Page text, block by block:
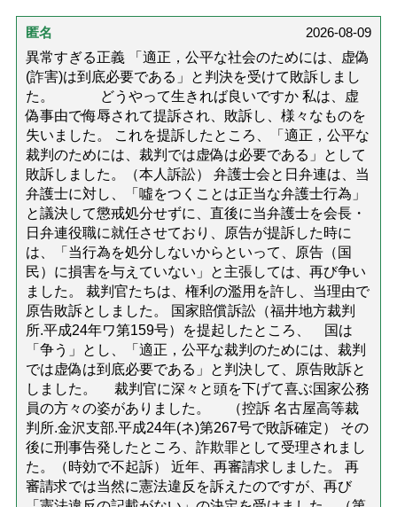
匿名
2026-08-09
異常すぎる正義 「適正，公平な社会のためには、虚偽
(詐害)は到底必要である」と判決を受けて敗訴しまし
た。 どうやって生きれば良いですか 私は、虚
偽事由で侮辱されて提訴され、敗訴し、様々なものを
失いました。 これを提訴したところ、「適正，公平な
裁判のためには、裁判では虚偽は必要である」として
敗訴しました。（本人訴訟） 弁護士会と日弁連は、当
弁護士に対し、「噓をつくことは正当な弁護士行為」
と議決して懲戒処分せずに、直後に当弁護士を会長・
日弁連役職に就任させており、原告が提訴した時に
は、「当行為を処分しないからといって、原告（国
民）に損害を与えていない」と主張しては、再び争い
ました。 裁判官たちは、権利の濫用を許し、当理由で
原告敗訴としました。 国家賠償訴訟（福井地方裁判
所.平成24年ワ第159号）を提起したところ、 国は
「争う」とし、「適正，公平な裁判のためには、裁判
では虚偽は到底必要である」と判決して、原告敗訴と
しました。 裁判官に深々と頭を下げて喜ぶ国家公務
員の方々の姿がありました。 （控訴 名古屋高等裁
判所.金沢支部.平成24年(ネ)第267号で敗訴確定） その
後に刑事告発したところ、詐欺罪として受理されまし
た。（時効で不起訴） 近年、再審請求しました。 再
審請求では当然に憲法違反を訴えたのですが、再び